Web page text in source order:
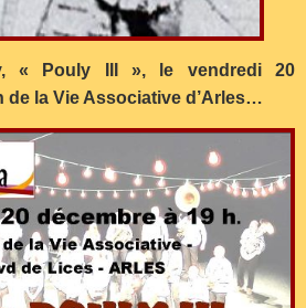
« Pouly III », le vendredi 20
de la Vie Associative d’Arles…